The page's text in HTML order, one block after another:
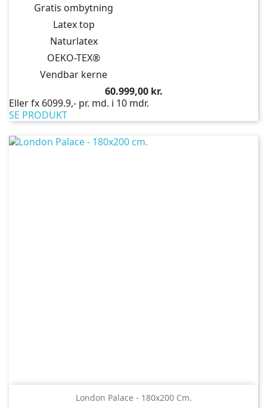
Gratis ombytning
Latex top
Naturlatex
OEKO-TEX®
Vendbar kerne
Pris
60.999,00 kr.
Eller fx 6099.9,- pr. md. i 10 mdr.
SE PRODUKT
London Palace - 180x200 Cm.